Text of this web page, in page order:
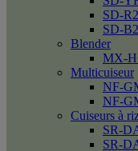
SD-
SD-
Blender
MX-
Multicuiseur
NF-
NF-
Cuiseurs à
SR-
SR-